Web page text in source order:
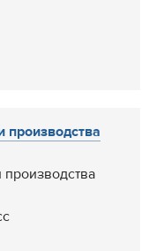
производства